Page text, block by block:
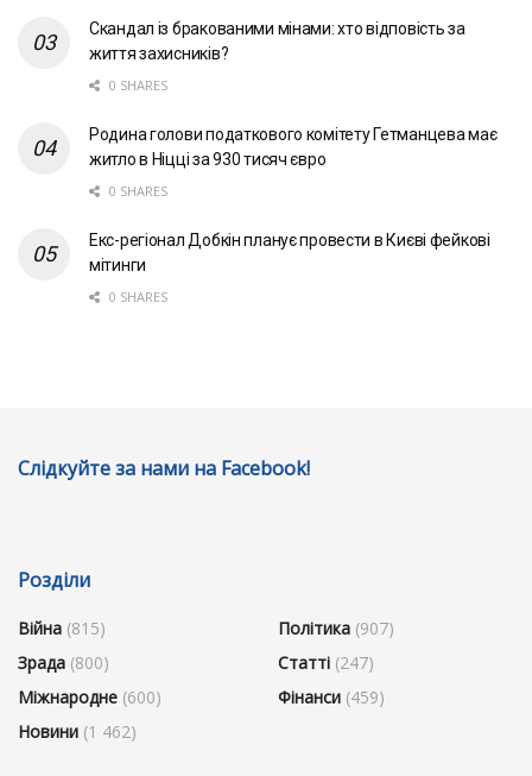
Скандал із бракованими мінами: хто відповість за
життя захисників?
0 SHARES
Родина голови податкового комітету Гетманцева має
житло в Ніцці за 930 тисяч євро
0 SHARES
Екс-регіонал Добкін планує провести в Києві фейкові
мітинги
0 SHARES
Слідкуйте за нами на Facebook!
Розділи
Війна (815)
Зрада (800)
Міжнародне (600)
Новини (1 462)
Політика (907)
Статті (247)
Фінанси (459)